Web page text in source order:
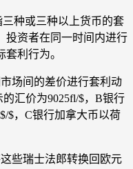
三种或三种以上货币的套
投资者在同一时间内进行
利行为。
场间的差价进行套利动
汇价为9025fl/$，B银行
$，C银行加拿大币以荷
些瑞士法郎转换回欧元